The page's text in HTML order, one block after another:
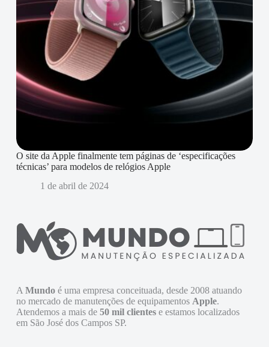
O site da Apple finalmente tem páginas de ‘especificações
técnicas’ para modelos de relógios Apple
1 de abril de 2024
A Mundoé uma empresa conceituada, desde 2008 atuando
no mercado de manutenções de equipamentos Apple.
Atendemos a mais de 50 mil clientese estamos localizados
em São José dos Campos SP.